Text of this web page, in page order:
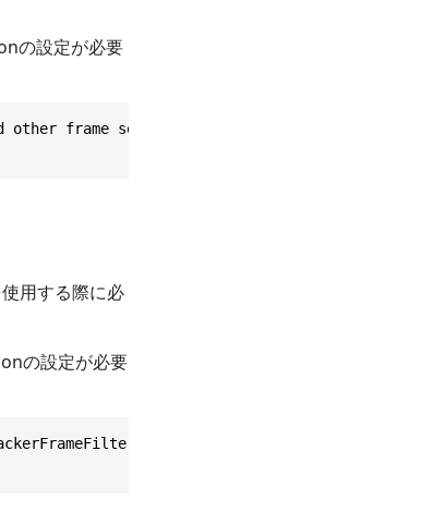
の設定が必要
other frame sources which require camera
用する際に必
の設定が必要
and